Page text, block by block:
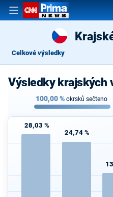
Celkové výsledky
Výsledky krajských
100,00% okrsků sečteno
28,03 %
24,74 %